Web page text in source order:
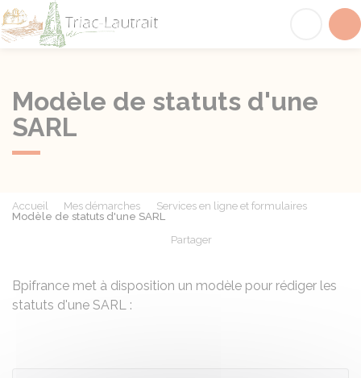
Modèle de statuts d'une
SARL
Accueil Mes démarches
Services en ligne et formulaires
Modèle de statuts d'une SARL
Partager
Bpifrance met à disposition un modèle pour rédiger les
statuts d'une SARL :